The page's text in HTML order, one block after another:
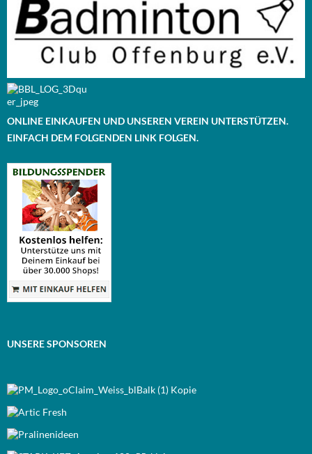
ONLINE EINKAUFEN UND UNSEREN VEREIN UNTERSTÜTZEN.
EINFACH DEM FOLGENDEN LINK FOLGEN.
UNSERE SPONSOREN